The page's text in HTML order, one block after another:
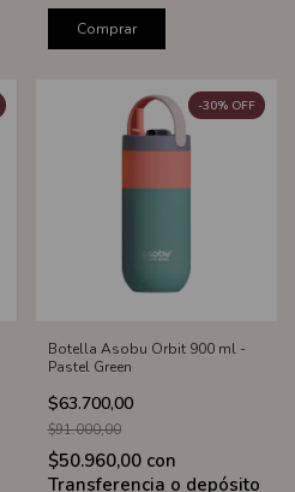
Comprar
Botella Asobu Orbit 900 ml -
Pastel Green
$63.700,00
-30% OFF
$91.000,00
$50.960,00 con
Transferencia o depósito